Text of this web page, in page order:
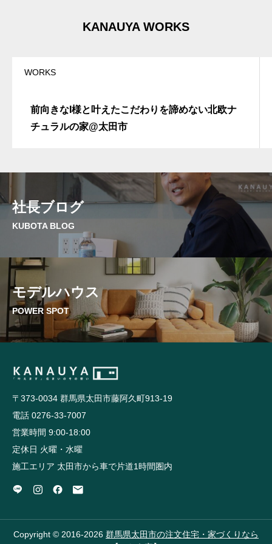
KANAUYA WORKS
WORKS
前向きなI様と叶えたこだわりを諦めない北欧ナ
チュラルの家@太田市
社長ブログ
KUBOTA BLOG
モデルハウス
POWER SPOT
〒373-0034 群馬県太田市藤阿久町913-19
電話 0276-33-7007
営業時間 9:00-18:00
定休日 火曜・水曜
施工エリア 太田市から車で片道1時間圏内
Copyright © 2016-2026 群馬県太田市の注文住宅・家づくりなら